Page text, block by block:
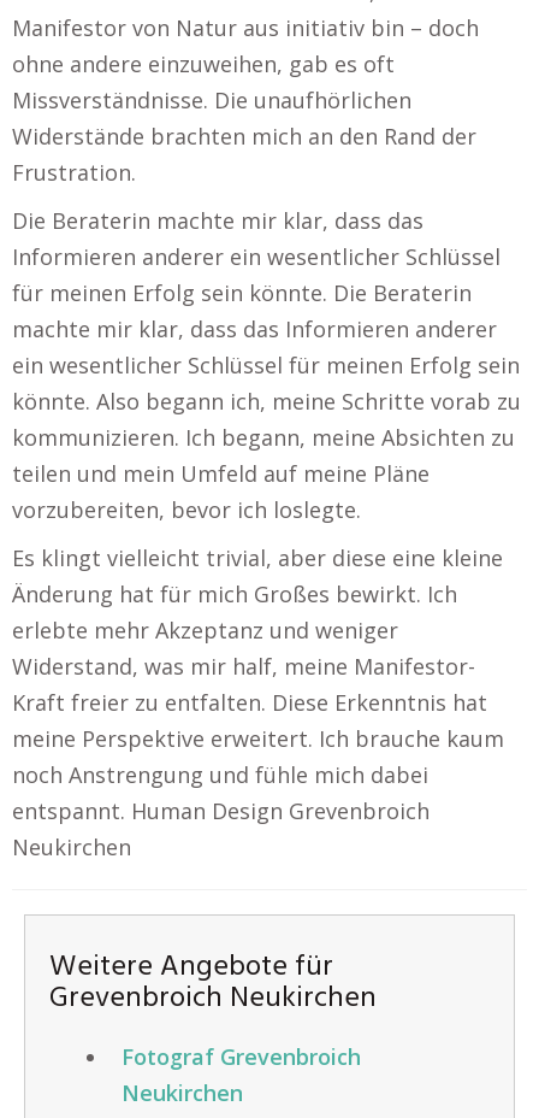
Manifestor von Natur aus initiativ bin – doch
ohne andere einzuweihen, gab es oft
Missverständnisse. Die unaufhörlichen
Widerstände brachten mich an den Rand der
Frustration.
Die Beraterin machte mir klar, dass das
Informieren anderer ein wesentlicher Schlüssel
für meinen Erfolg sein könnte. Die Beraterin
machte mir klar, dass das Informieren anderer
ein wesentlicher Schlüssel für meinen Erfolg sein
könnte. Also begann ich, meine Schritte vorab zu
kommunizieren. Ich begann, meine Absichten zu
teilen und mein Umfeld auf meine Pläne
vorzubereiten, bevor ich loslegte.
Es klingt vielleicht trivial, aber diese eine kleine
Änderung hat für mich Großes bewirkt. Ich
erlebte mehr Akzeptanz und weniger
Widerstand, was mir half, meine Manifestor-
Kraft freier zu entfalten. Diese Erkenntnis hat
meine Perspektive erweitert. Ich brauche kaum
noch Anstrengung und fühle mich dabei
entspannt. Human Design Grevenbroich
Neukirchen
Weitere Angebote für
Grevenbroich Neukirchen
Fotograf Grevenbroich
Neukirchen